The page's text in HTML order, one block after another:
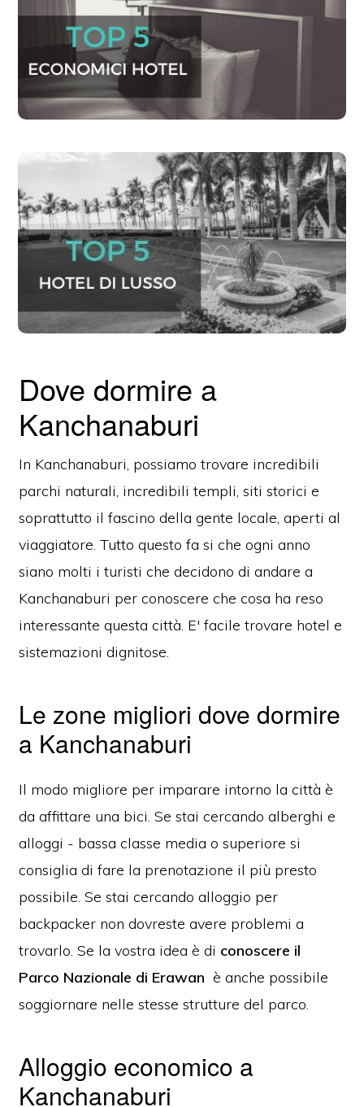
Dove dormire a
Kanchanaburi
In Kanchanaburi, possiamo trovare incredibili
parchi naturali, incredibili templi, siti storici e
soprattutto il fascino della gente locale, aperti al
viaggiatore. Tutto questo fa si che ogni anno
siano molti i turisti che decidono di andare a
Kanchanaburi per conoscere che cosa ha reso
interessante questa città. E' facile trovare hotel e
sistemazioni dignitose.
Le zone migliori dove dormire
a Kanchanaburi
Il modo migliore per imparare intorno la città è
da affittare una bici. Se stai cercando alberghi e
alloggi - bassa classe media o superiore si
consiglia di fare la prenotazione il più presto
possibile. Se stai cercando alloggio per
backpacker non dovreste avere problemi a
trovarlo. Se la vostra idea è di conoscere il
Parco Nazionale di Erawan è anche possibile
soggiornare nelle stesse strutture del parco.
Alloggio economico a
Kanchanaburi